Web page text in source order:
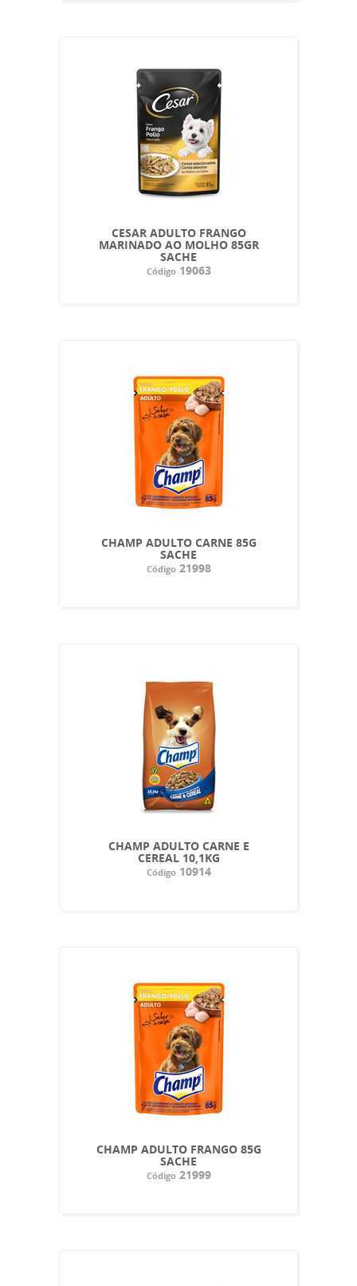
CESAR ADULTO FRANGO
MARINADO AO MOLHO 85GR
SACHE
Código19063
CHAMP ADULTO CARNE 85G
SACHE
Código21998
CHAMP ADULTO CARNE E
CEREAL 10,1KG
Código10914
CHAMP ADULTO FRANGO 85G
SACHE
Código21999